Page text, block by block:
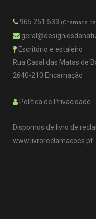
965 251 533 (Chamada
Escritório e estaleiro
Rua Casal das Matas de
2640-210 Encarnação
Política de Privacidade
Dispomos de livro de
www.livroreclamacoes.pt